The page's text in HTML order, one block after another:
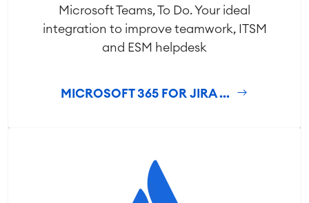
Microsoft Teams, To Do. Your ideal
integration to improve teamwork, ITSM
and ESM helpdesk
MICROSOFT 365 FOR JIRA ...